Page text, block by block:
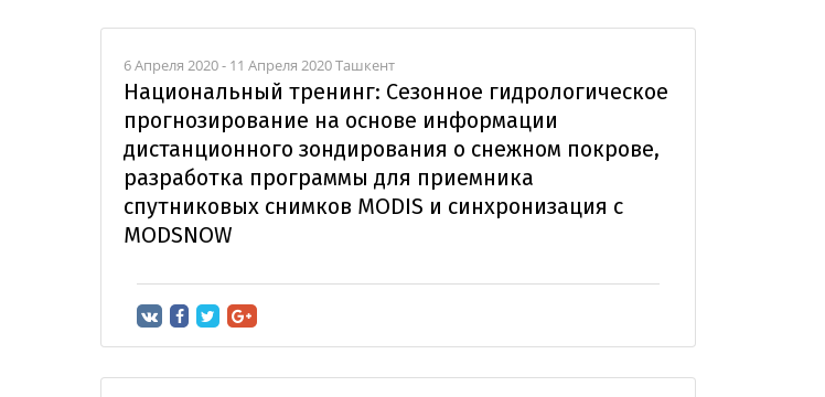
6 Апреля 2020 - 11 Апреля 2020 Ташкент
Национальный тренинг: Сезонное гидрологическое
прогнозирование на основе информации
дистанционного зондирования о снежном покрове,
разработка программы для приемника
спутниковых снимков MODIS и синхронизация с
MODSNOW